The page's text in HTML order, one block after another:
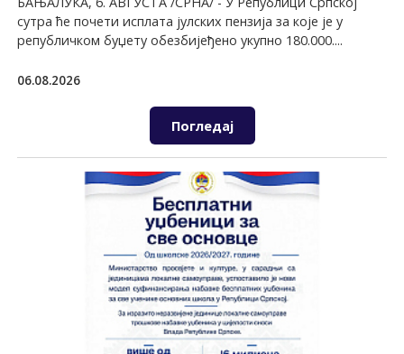
сутра ће почети исплата јулских пензија за које је у
републичком буџету обезбијеђено укупно 180.000....
06.08.2026
Погледај